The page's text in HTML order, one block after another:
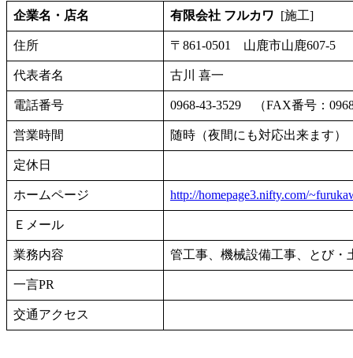
企業名・店名 有限会社 フルカワ [施工]
住所 〒861-0501 山鹿市山鹿607-5
代表者名 古川 喜一
電話番号 0968-43-3529 （FAX番号：
営業時間 随時（夜間にも対応出来ます）
定休日
ホームページ http://homepage3.nifty.com/
Ｅメール
業務内容 管工事、機械設備工事、とび・
一言PR
交通アクセス